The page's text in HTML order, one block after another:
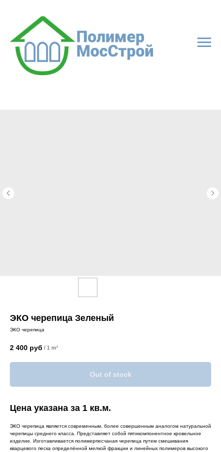
ЭКО черепица Зеленый
ЭКО черепица
2 400 руб / 1 m²
Out of stock
Цена указана за 1 кв.м.
ЭКО черепица является современным, более совершенным аналогом натуральной
черепицы среднего класса. Представляет собой пятикомпонентное кровельное
изделие. Изготавливается полимерпесчаная черепица путем смешивания
кварцевого песка определённой мелкой фракции и линейных полимеров высокого